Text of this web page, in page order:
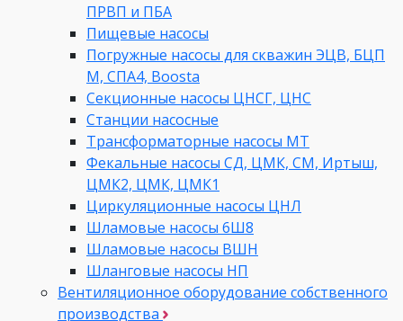
ПРВП и ПБА
Пищевые насосы
Погружные насосы для скважин ЭЦВ, БЦП
М, СПА4, Boosta
Секционные насосы ЦНСГ, ЦНС
Станции насосные
Трансформаторные насосы МТ
Фекальные насосы СД, ЦМК, СМ, Иртыш,
ЦМК2, ЦМК, ЦМК1
Циркуляционные насосы ЦНЛ
Шламовые насосы 6Ш8
Шламовые насосы ВШН
Шланговые насосы НП
Вентиляционное оборудование собственного
производства